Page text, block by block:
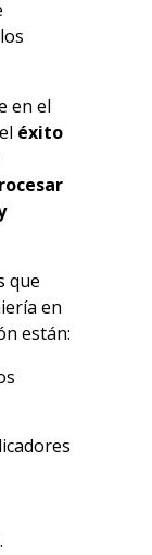
en el
éxito
que
en
están: